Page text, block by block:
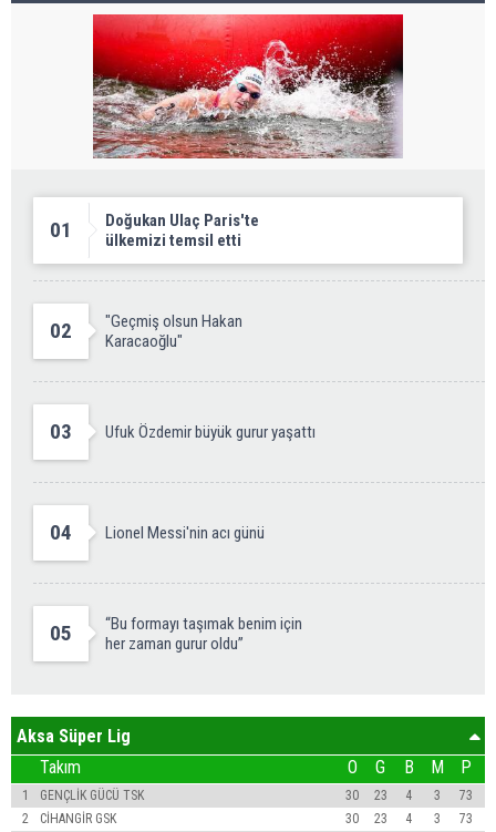
01
Doğukan Ulaç Paris'te
ülkemizi temsil etti
02
"Geçmiş olsun Hakan
Karacaoğlu"
03 Ufuk Özdemir büyük gurur yaşattı
04 Lionel Messi'nin acı günü
05
“Bu formayı taşımak benim için
her zaman gurur oldu”
Aksa Süper Lig
Takım
O G B M P
1 GENÇLİK GÜCÜ TSK 30 23 4 3
73
2
CİHANGİR GSK 30 23 4 3
73